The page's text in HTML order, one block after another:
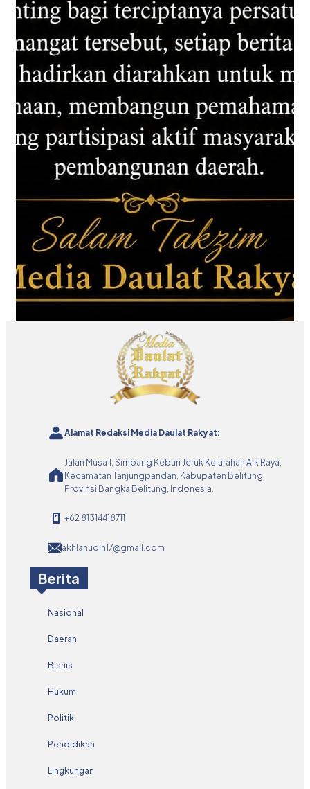
Alamat Redaksi Media Daulat Rakyat:
Jalan Musa 1, Simpang Kebun Jeruk Kelurahan Aik Raya,
Kecamatan Tanjungpandan, Kabupaten Belitung,
Provinsi Bangka Belitung, Indonesia.
+62 81314418711
akhlanudin17@gmail.com
Berita
Nasional
Daerah
Bisnis
Hukum
Politik
Pendidikan
Lingkungan